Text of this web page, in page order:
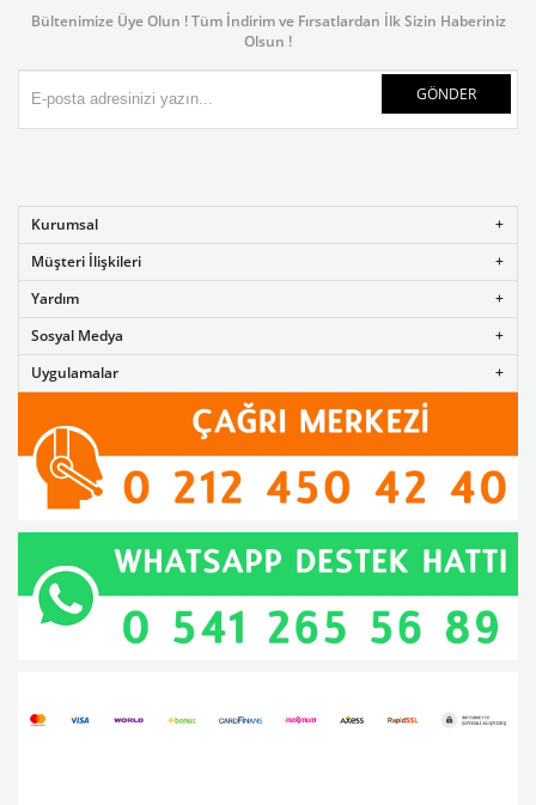
Bültenimize Üye Olun ! Tüm İndirim ve Fırsatlardan İlk Sizin Haberiniz
Olsun !
GÖNDER
Kurumsal
Müşteri İlişkileri
Yardım
Sosyal Medya
Uygulamalar